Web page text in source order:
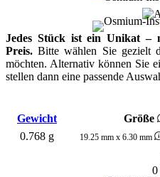
Jedes Stück ist ein Unikat –
Preis. Bitte wählen Sie gezielt
möchten. Alternativ können Sie
stellen dann eine passende
Gewicht Größe
0.768 g
19.25 mm x 6.30 mm
0